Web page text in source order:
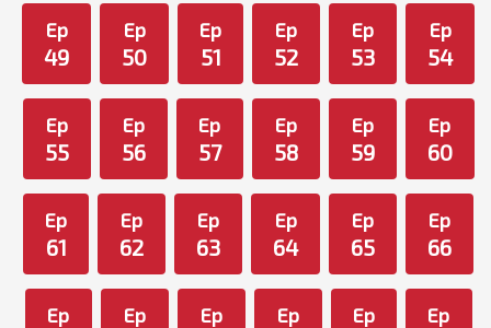
Ep
49
Ep
50
Ep
51
Ep
52
Ep
53
Ep
54
Ep
55
Ep
56
Ep
57
Ep
58
Ep
59
Ep
60
Ep
61
Ep
62
Ep
63
Ep
64
Ep
65
Ep
66
Ep Ep Ep Ep Ep Ep